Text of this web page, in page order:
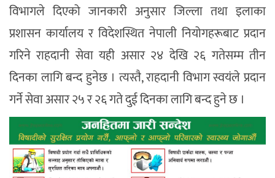
विभागले दिएको जानकारी अनुसार जिल्ला तथा इलाका
प्रशासन कार्यालय र विदेशस्थित नेपाली नियोगहरूबाट प्रदान
गरिने राहदानी सेवा यही असार २४ देखि २६ गतेसम्म तीन
दिनका लागि बन्द हुनेछ । त्यस्तै, राहदानी विभाग स्वयंले प्रदान
गर्ने सेवा असार २५ र २६ गते दुई दिनका लागि बन्द हुने छ ।